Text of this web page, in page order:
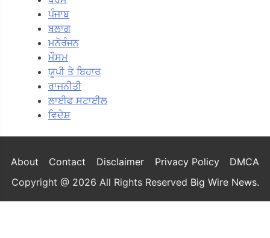
ਪੰਜਾਬ
ਬਲਾਗ
ਮਨੋਰੰਜਨ
ਮੌਸਮ
ਯੂਪੀ ਤੇ ਬਿਹਾਰ
ਰਾਜਨੀਤੀ
ਲਾਈਫ ਸਟਾਈਲ
ਵਿਦੇਸ਼
About Contact Disclaimer Privacy Policy
DMCA
Copyright @ 2026 All Rights Reserved Big Wire News.